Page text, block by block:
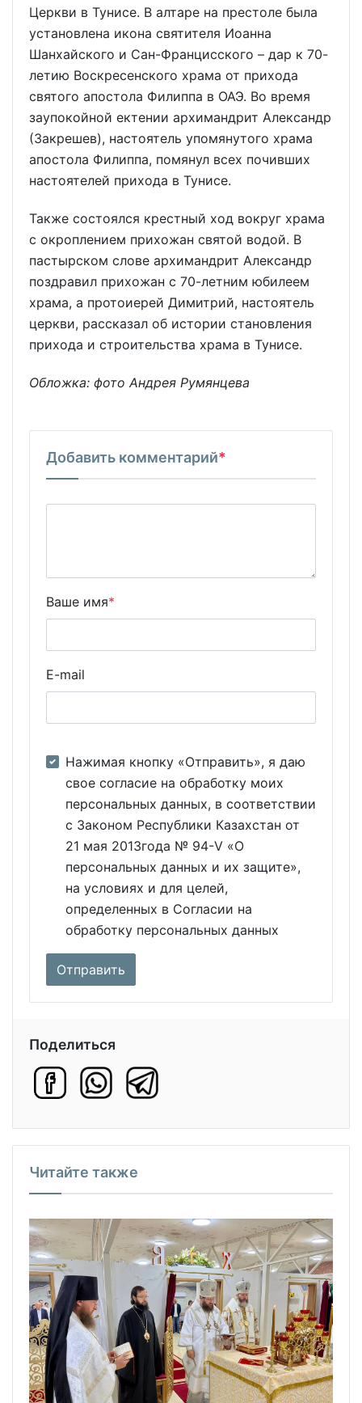
Церкви в Тунисе. В алтаре на престоле была
установлена икона святителя Иоанна
Шанхайского и Сан-Францисского – дар к 70-
летию Воскресенского храма от прихода
святого апостола Филиппа в ОАЭ. Во время
заупокойной ектении архимандрит Александр
(Закрешев), настоятель упомянутого храма
апостола Филиппа, помянул всех почивших
настоятелей прихода в Тунисе.
Также состоялся крестный ход вокруг храма
с окроплением прихожан святой водой. В
пастырском слове архимандрит Александр
поздравил прихожан с 70-летним юбилеем
храма, а протоиерей Димитрий, настоятель
церкви, рассказал об истории становления
прихода и строительства храма в Тунисе.
Обложка: фото Андрея Румянцева
Добавить комментарий*
Ваше имя*
E-mail
Нажимая кнопку «Отправить», я даю
свое согласие на обработку моих
персональных данных, в соответствии
с Законом Республики Казахстан от
21 мая 2013года № 94-V «О
персональных данных и их защите»,
на условиях и для целей,
определенных в Согласии на
обработку персональных данных
Поделиться
Читайте также